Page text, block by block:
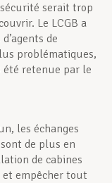
serait trop
Le LCGB a
de
problé­matiques,
été retenue par le
les échanges
de plus en
de cabines
et empêcher tout